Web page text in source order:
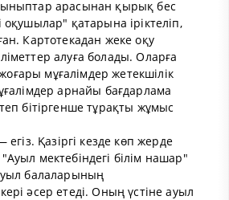
арасынан қырық бес
оқушылар" қатарына іріктеліп,
Картотекадан жеке оқу
алуға болады. Оларға
жоғары мұғалімдер жетекшілік
арнайы бағдарлама
бітіргенше тұрақты жұмыс
егіз. Қазіргі кезде көп жерде
мектебіндегі білім нашар"
балаларының
әсер етеді. Оның үстіне ауыл